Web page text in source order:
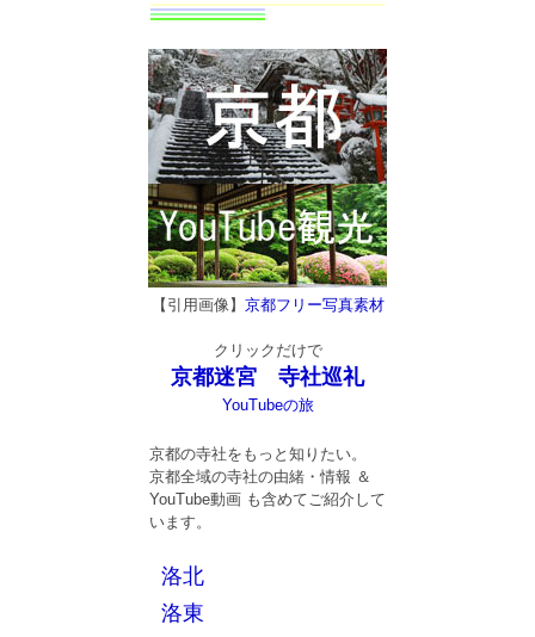
【引用画像】 京都フリー写真素材
クリックだけで
京都迷宮 寺社巡礼
YouTubeの旅
京都の寺社をもっと知りたい。
京都全域の寺社の由緒・情報 ＆
YouTube動画 も含めてご紹介して
います。
洛北
洛東